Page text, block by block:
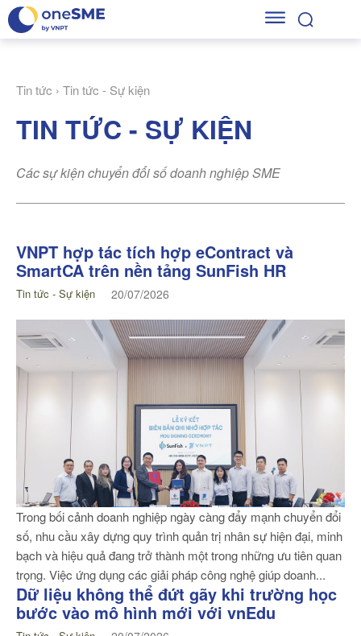
Tin tức Tin tức - Sự kiện
TIN TỨC - SỰ KIỆN
Các sự kiện chuyển đổi số doanh nghiệp SME
VNPT hợp tác tích hợp eContract và
SmartCA trên nền tảng SunFish HR
Tin tức - Sự kiện 20/07/2026
Trong bối cảnh doanh nghiệp ngày càng đẩy mạnh chuyển đổi
số, nhu cầu xây dựng quy trình quản trị nhân sự hiện đại, minh
bạch và hiệu quả đang trở thành một trong những ưu tiên quan
trọng. Việc ứng dụng các giải pháp công nghệ giúp doanh...
Dữ liệu không thể đứt gãy khi trường học
bước vào mô hình mới với vnEdu